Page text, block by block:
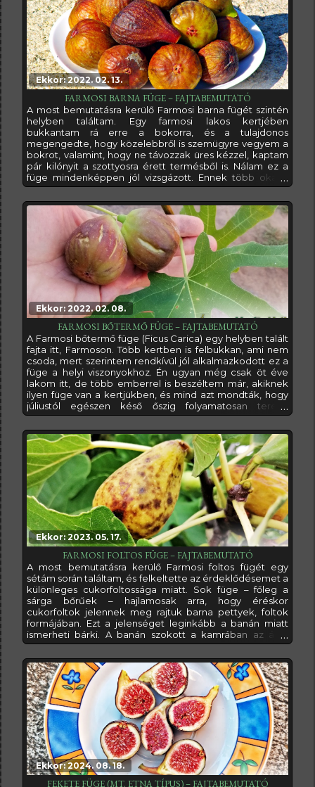
Ekkor: 2022. 02. 13.
FARMOSI BARNA FÜGE – FAJTABEMUTATÓ
A most bemutatásra kerülő Farmosi barna fügét szintén
helyben találtam. Egy farmosi lakos kertjében
bukkantam rá erre a bokorra, és a tulajdonos
megengedte, hogy közelebbről is szemügyre vegyem a
bokrot, valamint, hogy ne távozzak üres kézzel, kaptam
pár kilónyit a szottyosra érett termésből is. Nálam ez a
füge mindenképpen jól vizsgázott. Ennek több oka is
van, de a legfontosabb, hogy bőven, és biztonságosan
terem egész szezonban, és az elmúlt tizenöt évben
egyszer sem fagyott el, pedig igen csak messze, a kert
végében áll minden védelem híján...A
Ekkor: 2022. 02. 08.
FARMOSI BŐTERMŐ FÜGE – FAJTABEMUTATÓ
A Farmosi bőtermő füge (Ficus Carica) egy helyben talált
fajta itt, Farmoson. Több kertben is felbukkan, ami nem
csoda, mert szerintem rendkívül jól alkalmazkodott ez a
füge a helyi viszonyokhoz. Én ugyan még csak öt éve
lakom itt, de több emberrel is beszéltem már, akiknek
ilyen füge van a kertjükben, és mind azt mondták, hogy
júliustól egészen késő őszig folyamatosan terem,
ráadásul bőven. A teljes szezon alatt szinte mindig van
rajta érett füge, ezért nagyon felkeltette az
érdeklődésemet, és kértem belőle néhány ágat, hogy
dugványozással szaporítsak
Ekkor: 2023. 05. 17.
FARMOSI FOLTOS FÜGE – FAJTABEMUTATÓ
A most bemutatásra kerülő Farmosi foltos fügét egy
sétám során találtam, és felkeltette az érdeklődésemet a
különleges cukorfoltossága miatt. Sok füge – főleg a
sárga bőrűek – hajlamosak arra, hogy éréskor
cukorfoltok jelennek meg rajtuk barna pettyek, foltok
formájában. Ezt a jelenséget leginkább a banán miatt
ismerheti bárki. A banán szokott a kamrában az állás
közben először csak foltokban, majd teljes egészében
megbarnulni. Sokan ilyenkor azt hiszik, már romlott.
Pedig dehogy! Ilyenkor a legfinomabb. A foltok ugyanis
az érés közben felszaporodó
Ekkor: 2024. 08. 18.
FEKETE FÜGE (MT. ETNA TÍPUS) – FAJTABEMUTATÓ